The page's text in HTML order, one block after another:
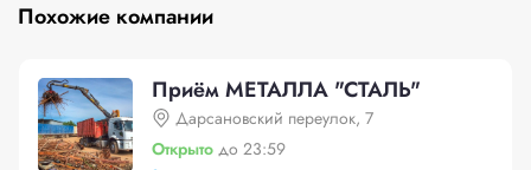
Похожие компании
Приём МЕТАЛЛА "СТАЛЬ"
Дарсановский переулок, 7
Открыто до 23:59